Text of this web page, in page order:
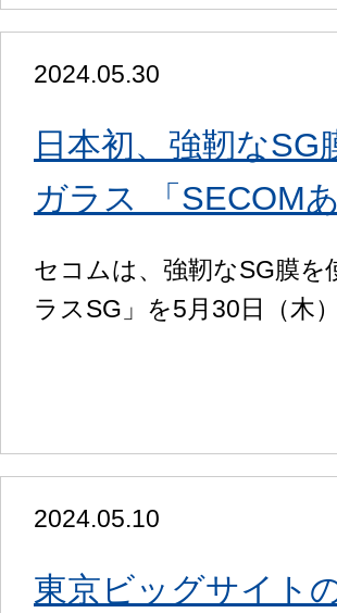
2024.05.30
日本初、強靭な
ガラス 「SECOM
セコムは、強靭なSG膜
ラスSG」を5月30日（木
2024.05.10
東京ビッグサイト